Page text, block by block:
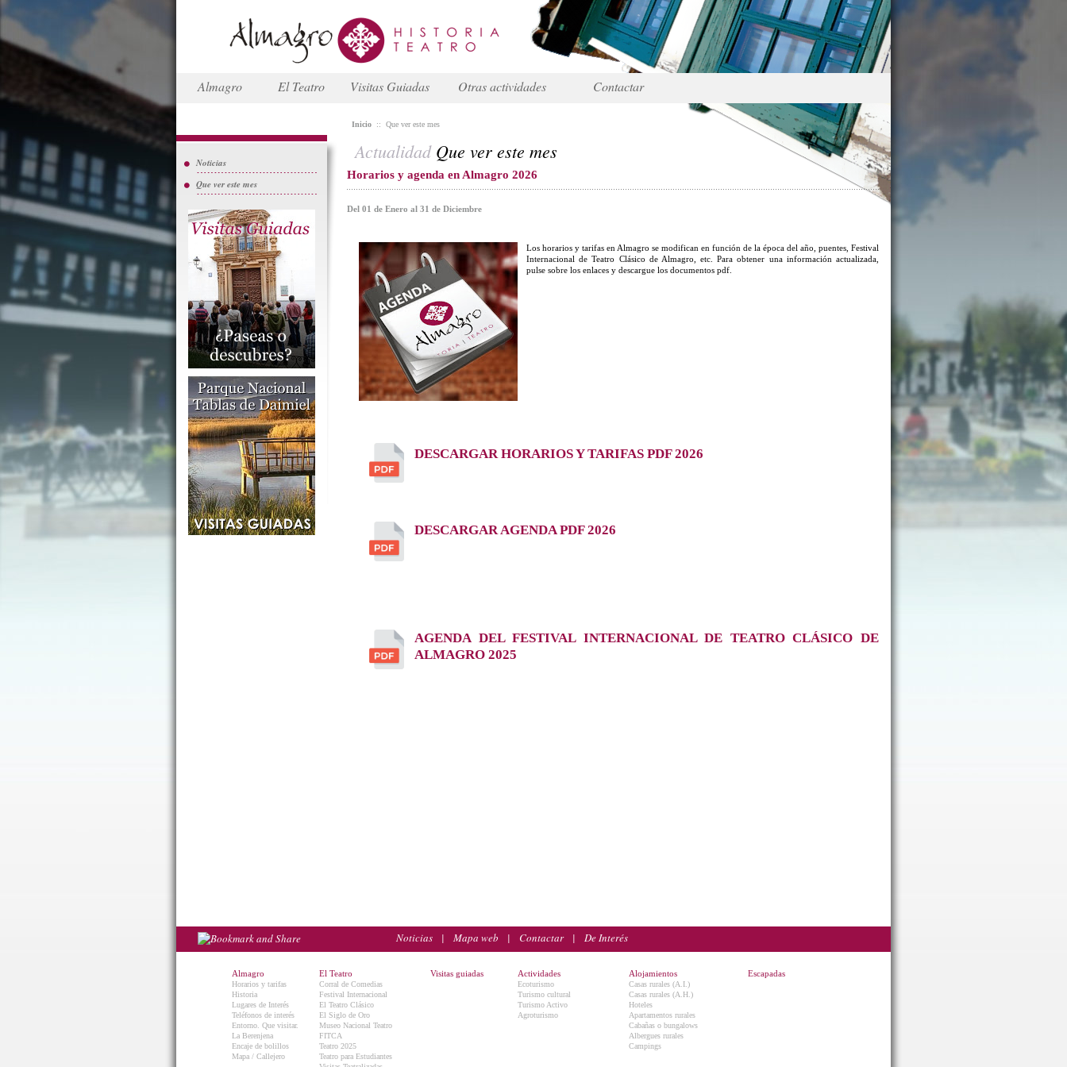
Almagro El Teatro Visitas Guiadas Otras actividades Contactar
Noticias
Que ver este mes
Inicio :: Que ver este mes
ActualidadQue ver este mes
Horarios y agenda en Almagro 2026
Del 01 de Enero al 31 de Diciembre
Los horarios y tarifas en Almagro se modifican en función de la época del año, puentes, Festival
Internacional de Teatro Clásico de Almagro, etc. Para obtener una información actualizada,
pulse sobre los enlaces y descargue los documentos pdf.
DESCARGAR HORARIOS Y TARIFAS PDF 2026
DESCARGAR AGENDA PDF 2026
AGENDA DEL FESTIVAL INTERNACIONAL DE TEATRO CLÁSICO DE
ALMAGRO 2025
Noticias | Mapa web | Contactar| De Interés
Almagro
Horarios y tarifas
Historia
Lugares de Interés
Teléfonos de interés
Entorno. Que visitar.
La Berenjena
Encaje de bolillos
Mapa / Callejero
El Teatro
Corral de Comedias
Festival Internacional
El Teatro Clásico
El Siglo de Oro
Museo Nacional Teatro
FITCA
Teatro 2025
Teatro para Estudiantes
Visitas guiadas Actividades
Ecoturismo
Turismo cultural
Turismo Activo
Agroturismo
Alojamientos
Casas rurales (A.I.)
Casas rurales (A.H.)
Hoteles
Apartamentos rurales
Cabañas o bungalows
Albergues rurales
Campings
Escapadas